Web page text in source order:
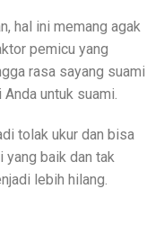
hal ini memang agak
pemicu yang
rasa sayang suami
untuk suami.
tolak ukur dan bisa
yang baik dan tak
lebih hilang.